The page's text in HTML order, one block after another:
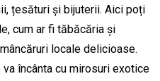
țesături și bijuterii. Aici poți
cum ar fi tăbăcăria și
locale delicioase.
încânta cu mirosuri exotice